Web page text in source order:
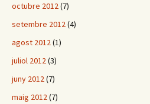
octubre 2012(7)
setembre 2012(4)
agost 2012(1)
juliol 2012(3)
juny 2012(7)
maig 2012(7)